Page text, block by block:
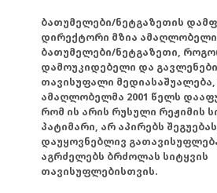
ბათუმელები/ნეტგაზეთის
დირექტორი მზია ამაღლობელი
ბათუმელები/ნეტგაზეთი,
დამოუკიდებელი და
თავისუფალი
ამაღლობელმა 2001 წელს
რომ ის არის რუსული რეჟიმის
პატიმარი, არ აპირებს
დაუყოვნებლივ
აგრძელებს ბრძოლას სიტყვის
თავისუფლებისთვის.